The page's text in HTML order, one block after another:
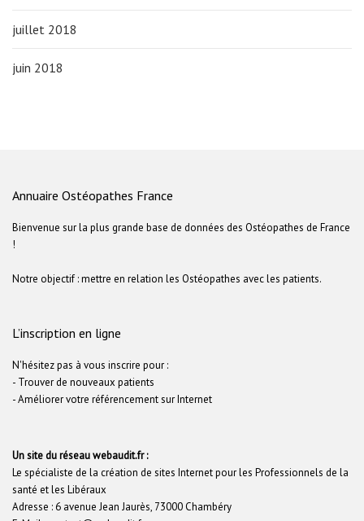
juillet 2018
juin 2018
Annuaire Ostéopathes France
Bienvenue sur la plus grande base de données des Ostéopathes de France
!
Notre objectif : mettre en relation les Ostéopathes avec les patients.
L’inscription en ligne
N'hésitez pas à vous inscrire pour :
- Trouver de nouveaux patients
- Améliorer votre référencement sur Internet
Un site du réseau webaudit.fr :
Le spécialiste de la création de sites Internet pour les Professionnels de la
santé et les Libéraux
Adresse : 6 avenue Jean Jaurès, 73000 Chambéry